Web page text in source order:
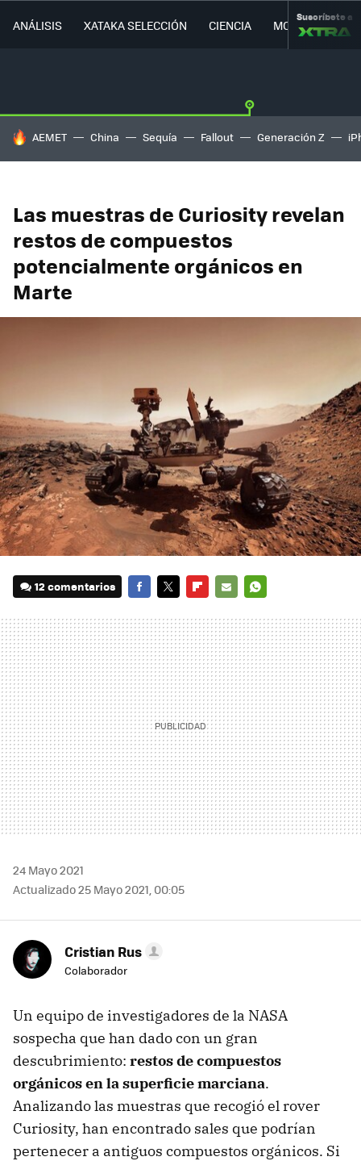
ANÁLISIS XATAKA SELECCIÓN CIENCIA MOVILIDAD
Suscríbete a
HOY SE HABLA DE
AEMET China Sequía Fallout Generación Z
Las muestras de Curiosity revelan
restos de compuestos
potencialmente orgánicos en
Marte
12 comentarios
MAIL
24 Mayo 2021
Actualizado 25 Mayo 2021, 00:05
Cristian Rus
Colaborador
Un equipo de investigadores de la NASA
sospecha que han dado con un gran
descubrimiento: restos de compuestos
orgánicos en la superficie marciana.
Analizando las muestras que recogió el rover
Curiosity, han encontrado sales que podrían
pertenecer a antiguos compuestos orgánicos. Si